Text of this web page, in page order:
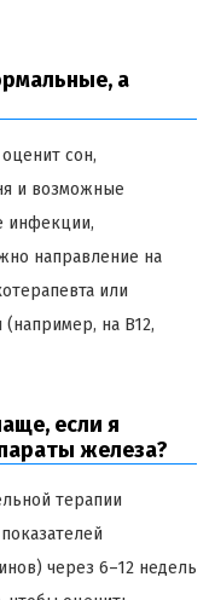
а
сон,
и возможные
инфекции,
направление на
или
на B12,
если я
железа?
терапии
через 6–12 недель